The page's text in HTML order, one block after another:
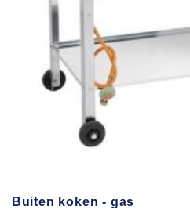
Buiten koken - gas